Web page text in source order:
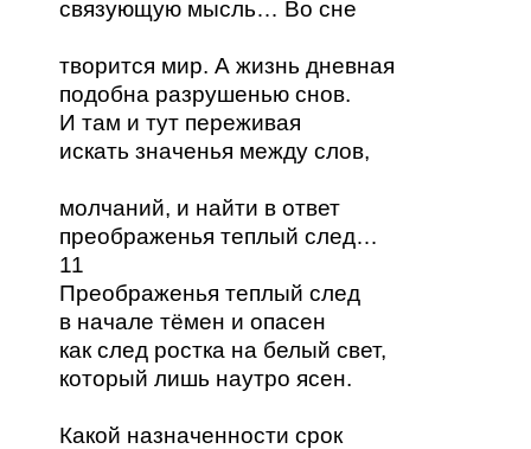
связующую мысль… Во сне
творится мир. А жизнь дневная
подобна разрушенью снов.
И там и тут переживая
искать значенья между слов,
молчаний, и найти в ответ
преображенья теплый след…
11
Преображенья теплый след
в начале тёмен и опасен
как след ростка на белый свет,
который лишь наутро ясен.
Какой назначенности срок